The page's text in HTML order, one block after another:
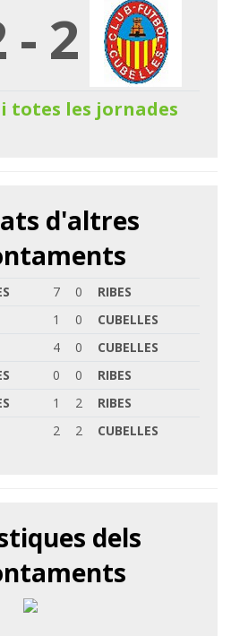
- 2
totes les jornades
d'altres
7 0
RIBES
1 0
CUBELLES
4 0
CUBELLES
0 0
RIBES
1 2
RIBES
2 2 CUBELLES
dels